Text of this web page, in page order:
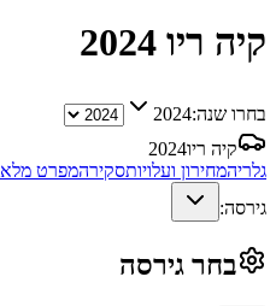
קיה ריו 2024
בחרו שנה:2024
קיה ריו2024
גלריהמחירון ועלויותסקירהמפרט מלא
גירסה:
בחר גירסה